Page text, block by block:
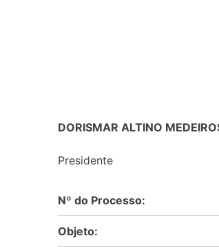
DORISMAR ALTINO
Presidente
Nº do Processo:
Objeto: